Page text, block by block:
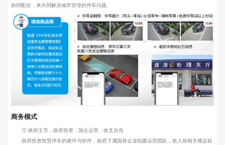
协同配合，来共同解决城市管理的停车问题。
商务模式
① 政府主导，政府投资，国企运营，收支自负
政府投资智慧停车的硬件与软件，政府下属国有企业组建运营团队，收入按相关规定处